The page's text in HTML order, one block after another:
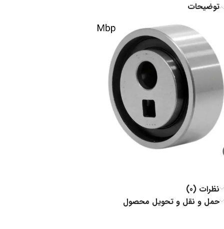
توضیحات
نظرات (0)
حمل و نقل و تحویل محصول